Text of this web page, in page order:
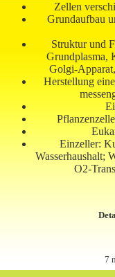
Zellen
Grundaufbau
Struktur und
Grundplasma,
Golgi-
Herstellung
Einzeller:
Wasserhaushalt;
O2-
7